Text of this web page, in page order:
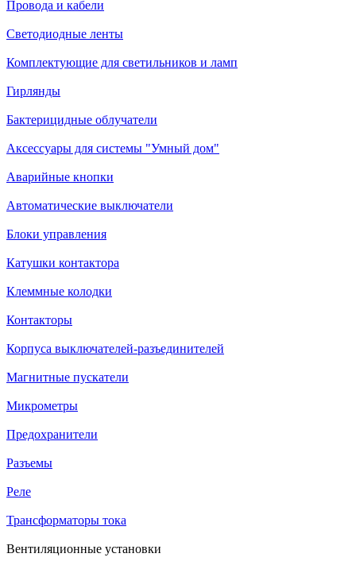
Провода и кабели
Светодиодные ленты
Комплектующие для светильников и ламп
Гирлянды
Бактерицидные облучатели
Аксессуары для системы "Умный дом"
Аварийные кнопки
Автоматические выключатели
Блоки управления
Катушки контактора
Клеммные колодки
Контакторы
Корпуса выключателей-разъединителей
Магнитные пускатели
Микрометры
Предохранители
Разъемы
Реле
Трансформаторы тока
Вентиляционные установки